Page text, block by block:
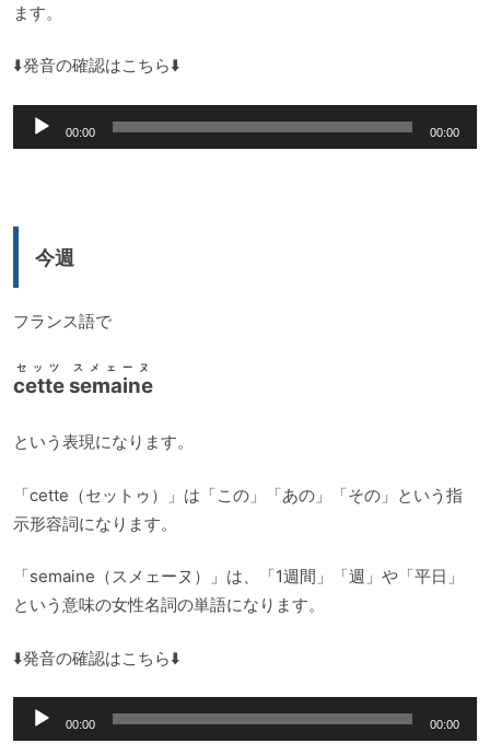
ます。
⬇️発音の確認はこちら⬇️
声
00:00 00:00
今週
フランス語で
cette semaine
セッツ スメェーヌ
という表現になります。
「cette（セットゥ）」は「この」「あの」「その」という指
示形容詞になります。
「semaine（スメェーヌ）」は、「1週間」「週」や「平日」
という意味の女性名詞の単語になります。
⬇️発音の確認はこちら⬇️
声
00:00 00:00